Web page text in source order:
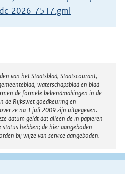
2026-7517.gml
van het Staatsblad, Staatscourant,
waterschapsblad en blad
de formele bekendmakingen in de
de Rijkswet goedkeuring en
ze na 1 juli 2009 zijn uitgegeven.
datum geldt dat alleen de in papieren
hebben; de hier aangeboden
bij wijze van service aangeboden.